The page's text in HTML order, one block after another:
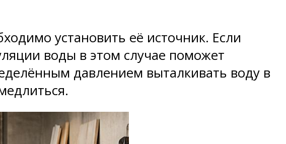
установить её источник. Если
воды в этом случае поможет
давлением выталкивать воду в